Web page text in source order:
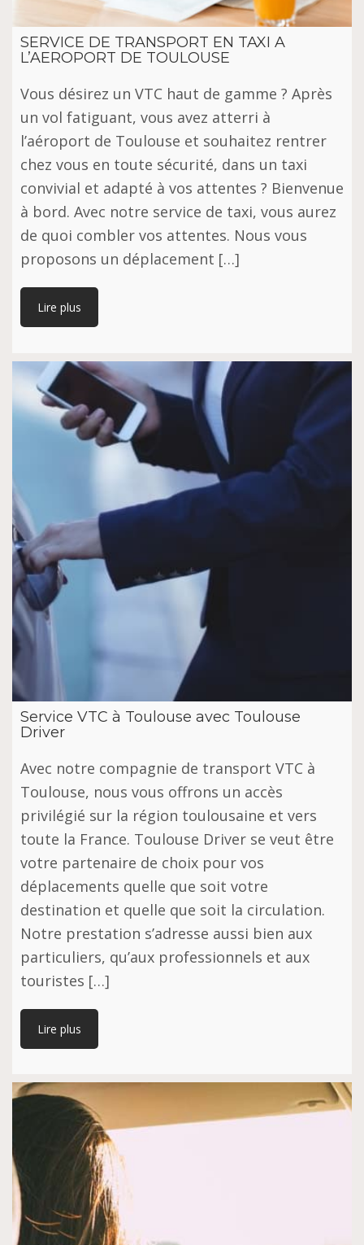
SERVICE DE TRANSPORT EN TAXI A
L’AEROPORT DE TOULOUSE
Vous désirez un VTC haut de gamme ? Après
un vol fatiguant, vous avez atterri à
l’aéroport de Toulouse et souhaitez rentrer
chez vous en toute sécurité, dans un taxi
convivial et adapté à vos attentes ? Bienvenue
à bord. Avec notre service de taxi, vous aurez
de quoi combler vos attentes. Nous vous
proposons un déplacement […]
Lire plus
Service VTC à Toulouse avec Toulouse
Driver
Avec notre compagnie de transport VTC à
Toulouse, nous vous offrons un accès
privilégié sur la région toulousaine et vers
toute la France. Toulouse Driver se veut être
votre partenaire de choix pour vos
déplacements quelle que soit votre
destination et quelle que soit la circulation.
Notre prestation s’adresse aussi bien aux
particuliers, qu’aux professionnels et aux
touristes […]
Lire plus